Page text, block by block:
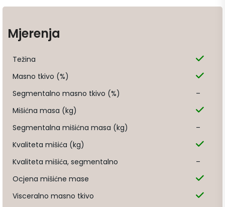
Mjerenja
Težina
Masno tkivo (%)
Segmentalno masno tkivo (%)
–
Mišićna masa (kg)
Segmentalna mišićna masa (kg)
–
Kvaliteta mišića (kg)
Kvaliteta mišića, segmentalno
–
Ocjena mišićne mase
Visceralno masno tkivo